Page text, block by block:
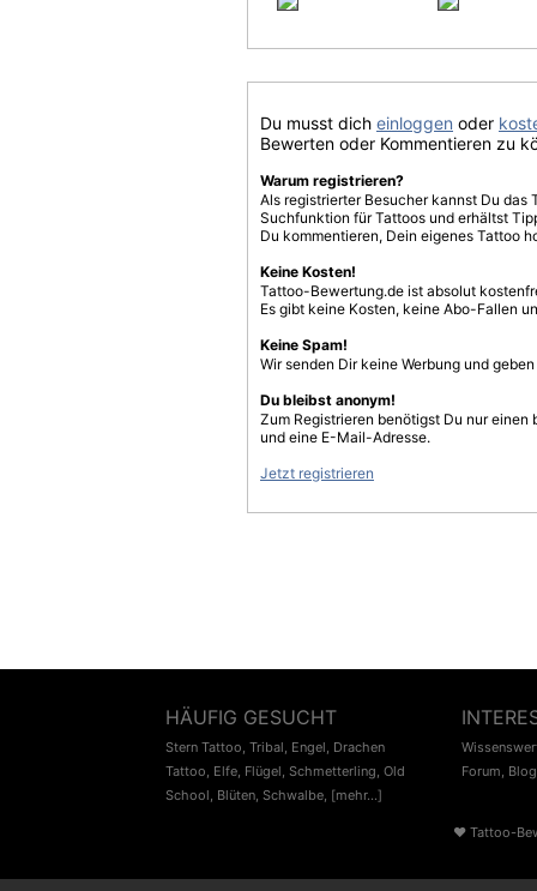
Du musst dich einloggen oder
Bewerten oder Kommentieren zu
Warum registrieren?
Als registrierter Besucher kannst Du
Suchfunktion für Tattoos und erhältst
Du kommentieren, Dein eigenes Tattoo
Keine Kosten!
Tattoo-Bewertung.de ist absolut
Es gibt keine Kosten, keine Abo-Fallen
Keine Spam!
Wir senden Dir keine Werbung und
Du bleibst anonym!
Zum Registrieren benötigst Du nur einen
und eine E-Mail-Adresse.
Jetzt registrieren
HÄUFIG GESUCHT
Stern Tattoo, Tribal, Engel, Drachen
Tattoo, Elfe, Flügel, Schmetterling, Old
School, Blüten, Schwalbe, [mehr...]
Forum, Blog
♥ Tattoo-